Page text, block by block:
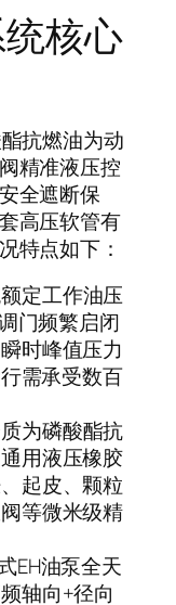
核心
抗燃油为动
精准液压控
全遮断保
高压软管有
特点如下：
定工作油压
门频繁启闭
时峰值压力
需承受数百
为磷酸酯抗
用液压橡胶
起皮、颗粒
等微米级精
EH油泵全天
轴向+径向